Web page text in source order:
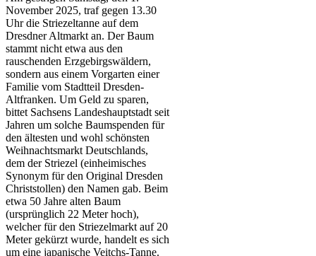
November 2025, traf gegen 13.30
Uhr die Striezeltanne auf dem
Dresdner Altmarkt an. Der Baum
stammt nicht etwa aus den
rauschenden Erzgebirgswäldern,
sondern aus einem Vorgarten einer
Familie vom Stadtteil Dresden-
Altfranken. Um Geld zu sparen,
bittet Sachsens Landeshauptstadt seit
Jahren um solche Baumspenden für
den ältesten und wohl schönsten
Weihnachtsmarkt Deutschlands,
dem der Striezel (einheimisches
Synonym für den Original Dresden
Christstollen) den Namen gab. Beim
etwa 50 Jahre alten Baum
(ursprünglich 22 Meter hoch),
welcher für den Striezelmarkt auf 20
Meter gekürzt wurde, handelt es sich
um eine japanische Veitchs-Tanne.